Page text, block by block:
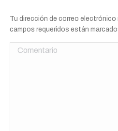
Tu dirección de correo electrónico
campos requeridos están
Comentario